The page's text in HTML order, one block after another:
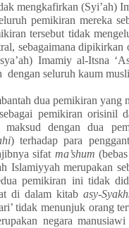
mengkafirkan (Syi’ah)
pemikiran mereka
tersebut tidak
sebagaimana dipikirkan
Imamiy al-Itsna
dengan seluruh kaum
dua pemikiran yang
pemikiran orisinil
maksud dengan dua
) terhadap para
sifat ma’shum
Islamiyyah merupakan
pemikiran ini tidak
di dalam kitabasy-
tidak menunjuk orang
negara